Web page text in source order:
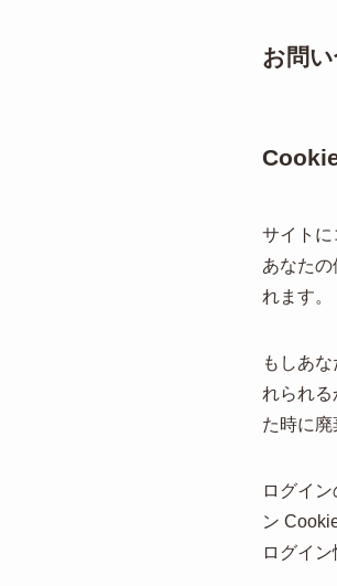
お問
サイトに
あなた
れます。
もしあ
れられ
た時に廃
ログイ
ン
ログイ